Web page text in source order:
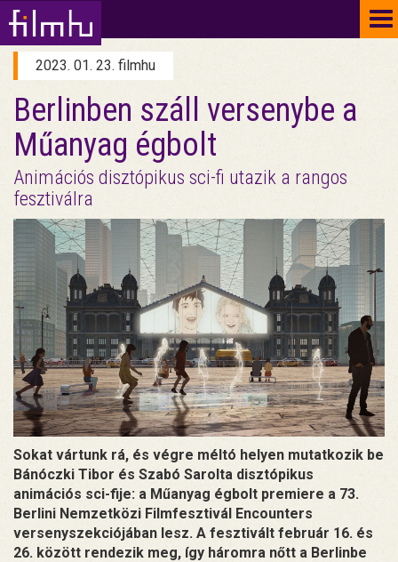
2023. 01. 23. filmhu
Berlinben száll versenybe a
Műanyag égbolt
Animációs disztópikus sci-fi utazik a rangos
fesztiválra
Sokat vártunk rá, és végre méltó helyen mutatkozik be
Bánóczki Tibor és Szabó Sarolta disztópikus
animációs sci-fije: a Műanyag égbolt premiere a 73.
Berlini Nemzetközi Filmfesztivál Encounters
versenyszekciójában lesz. A fesztivált február 16. és
26. között rendezik meg, így háromra nőtt a Berlinbe